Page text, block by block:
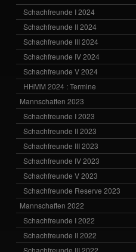
Schachfreunde I 2024
Schachfreunde II 2024
Schachfreunde III 2024
Schachfreunde IV 2024
Schachfreunde V 2024
HHMM 2024 : Termine
Mannschaften 2023
Schachfreunde I 2023
Schachfreunde II 2023
Schachfreunde III 2023
Schachfreunde IV 2023
Schachfreunde V 2023
Schachfreunde Reserve 2023
Mannschaften 2022
Schachfreunde I 2022
Schachfreunde II 2022
Schachfreunde III 2022